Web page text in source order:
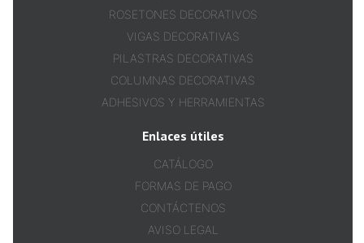
ROSETONES DECORATIVOS
VIGAS DECORATIVAS
PILASTRAS DECORATIVAS
COLUMNAS DECORATIVAS
ADHESIVOS Y HERRAMIENTAS
Enlaces útiles
CATÁLOGO
FORMAS DE PAGO
CONTÁCTENOS
AVISO LEGAL